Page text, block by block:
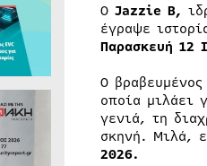
Ο Jazzie B,
έγραψε
Παρασκευή 12
Ο
οποία μιλάει
γενιά, τη
σκηνή. Μιλά,
2026.